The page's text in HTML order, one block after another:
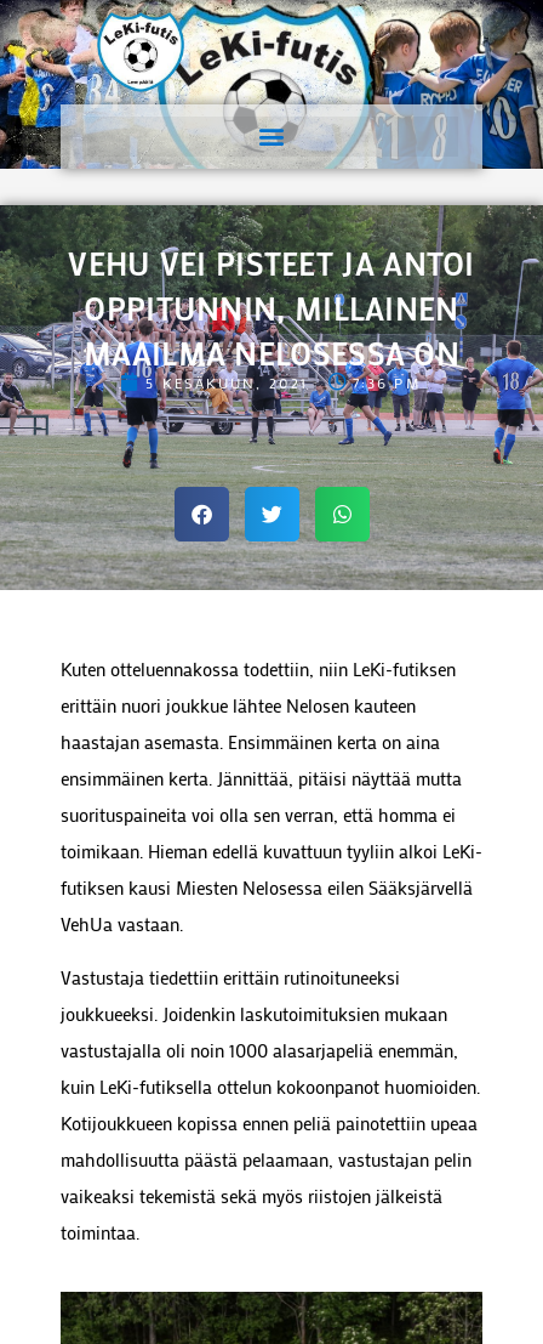
VEHU VEI PISTEET JA ANTOI
OPPITUNNIN, MILLAINEN
MAAILMA NELOSESSA ON
5 KESÄKUUN, 2021 7:36 PM
Kuten otteluennakossa todettiin, niin LeKi-futiksen
erittäin nuori joukkue lähtee Nelosen kauteen
haastajan asemasta. Ensimmäinen kerta on aina
ensimmäinen kerta. Jännittää, pitäisi näyttää mutta
suorituspaineita voi olla sen verran, että homma ei
toimikaan. Hieman edellä kuvattuun tyyliin alkoi LeKi-
futiksen kausi Miesten Nelosessa eilen Sääksjärvellä
VehUa vastaan.
Vastustaja tiedettiin erittäin rutinoituneeksi
joukkueeksi. Joidenkin laskutoimituksien mukaan
vastustajalla oli noin 1000 alasarjapeliä enemmän,
kuin LeKi-futiksella ottelun kokoonpanot huomioiden.
Kotijoukkueen kopissa ennen peliä painotettiin upeaa
mahdollisuutta päästä pelaamaan, vastustajan pelin
vaikeaksi tekemistä sekä myös riistojen jälkeistä
toimintaa.